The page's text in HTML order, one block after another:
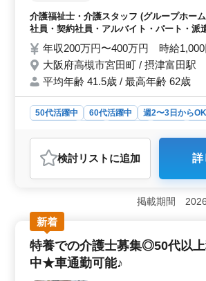
ら地域の福祉に貢献することができます
＝ポイント＝ ・社会保険
120日 今までの生活を崩
(^o^)
介護福祉士・介護スタッフ (グループホー
社員・契約社員・アルバイト・パート・派
年収200万円〜400万円 時給
大阪府高槻市宮田町 / 摂津富田駅
平均年齢 41.5歳 / 最高年齢 62歳
50代活躍中 60代活躍中 週2〜3日からOK
介護福祉士・介護スタ
おすすめポイント
＜プライベート充実可能な職業＞ この
ベートと仕事を両立させたい方におす
制で週3日からの勤務も可能なため、プ
を図りながら、しっかりと仕事に取り組
す。 ＜シニア現役活躍中＞ また、
代や60代の方々が活躍している点が大き
齢に関係なく、経験と知識を活かして仕
検討リスト に追加 詳
掲載期間
新着
特養での介護士募集◎50代以上
中★車通勤可能♪